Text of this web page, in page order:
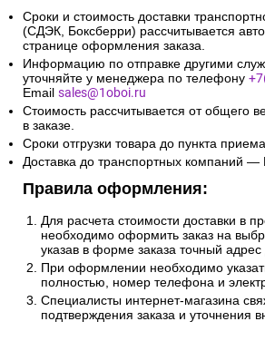
Сроки и стоимость доставки
(СДЭК, Боксберри) рассчитывается
странице оформления заказа.
Информацию по отправке другими
уточняйте у менеджера по телефону
Email sales@1oboi.ru
Стоимость рассчитывается от общего
в заказе.
Сроки отгрузки товара до пункта
Доставка до транспортных компаний —
Правила оформления:
Для расчета стоимости доставки в
необходимо оформить заказ на
указав в форме заказа точный адрес
При оформлении необходимо
полностью, номер телефона и
Специалисты интернет-магазина
подтверждения заказа и уточнения